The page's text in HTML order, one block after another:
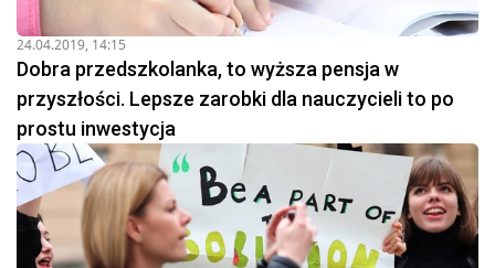
24.04.2019, 14:15
Dobra przedszkolanka, to wyższa pensja w
przyszłości. Lepsze zarobki dla nauczycieli to po
prostu inwestycja